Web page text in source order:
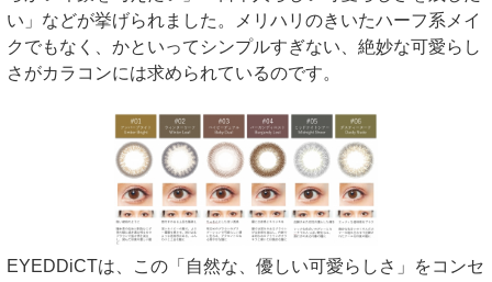
い」などが挙げられました。メリハリのきいたハーフ系メイ
クでもなく、かといってシンプルすぎない、絶妙な可愛らし
さがカラコンには求められているのです。
EYEDDiCTは、この「自然な、優しい可愛らしさ」をコンセ